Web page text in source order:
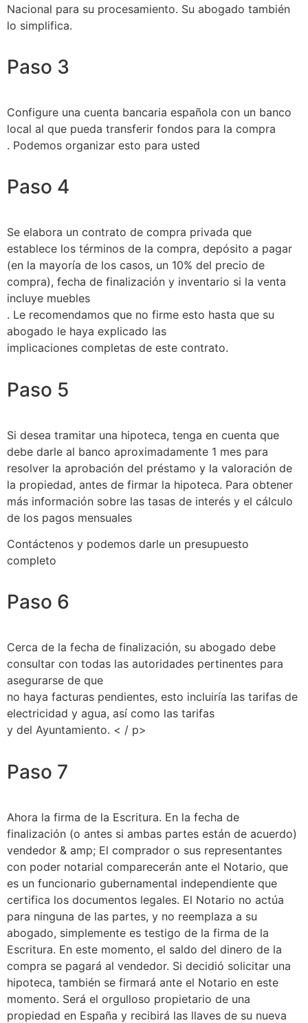
Nacional para su procesamiento. Su abogado también
lo simplifica.
Paso 3
Configure una cuenta bancaria española con un banco
local al que pueda transferir fondos para la compra
. Podemos organizar esto para usted
Paso 4
Se elabora un contrato de compra privada que
establece los términos de la compra, depósito a pagar
(en la mayoría de los casos, un 10% del precio de
compra), fecha de finalización y inventario si la venta
incluye muebles
. Le recomendamos que no firme esto hasta que su
abogado le haya explicado las
implicaciones completas de este contrato.
Paso 5
Si desea tramitar una hipoteca, tenga en cuenta que
debe darle al banco aproximadamente 1 mes para
resolver la aprobación del préstamo y la valoración de
la propiedad, antes de firmar la hipoteca. Para obtener
más información sobre las tasas de interés y el cálculo
de los pagos mensuales
Contáctenos y podemos darle un presupuesto
completo
Paso 6
Cerca de la fecha de finalización, su abogado debe
consultar con todas las autoridades pertinentes para
asegurarse de que
no haya facturas pendientes, esto incluiría las tarifas de
electricidad y agua, así como las tarifas
y del Ayuntamiento. < / p>
Paso 7
Ahora la firma de la Escritura. En la fecha de
finalización (o antes si ambas partes están de acuerdo)
vendedor & amp; El comprador o sus representantes
con poder notarial comparecerán ante el Notario, que
es un funcionario gubernamental independiente que
certifica los documentos legales. El Notario no actúa
para ninguna de las partes, y no reemplaza a su
abogado, simplemente es testigo de la firma de la
Escritura. En este momento, el saldo del dinero de la
compra se pagará al vendedor. Si decidió solicitar una
hipoteca, también se firmará ante el Notario en este
momento. Será el orgulloso propietario de una
propiedad en España y recibirá las llaves de su nueva